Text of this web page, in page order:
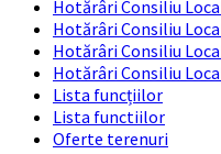
Hotărâri Consiliu
Hotărâri Consiliu
Hotărâri Consiliu
Hotărâri Consiliu
Lista funcțiilor
Lista functiilor
Oferte terenuri